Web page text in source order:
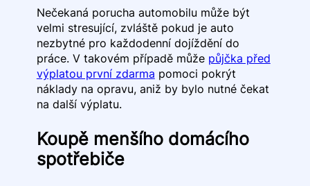
Nečekaná porucha automobilu může být
velmi stresující, zvláště pokud je auto
nezbytné pro každodenní dojíždění do
práce. V takovém případě může půjčka před
výplatou první zdarma pomoci pokrýt
náklady na opravu, aniž by bylo nutné čekat
na další výplatu.
Koupě menšího domácího
spotřebiče